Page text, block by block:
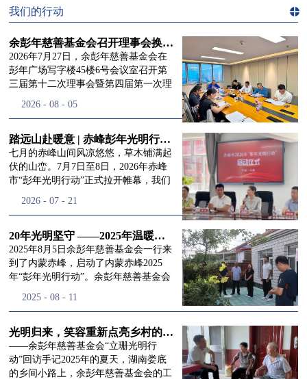
我们的行动
余彭年慈善基金会召开理事会换届会议
2026年7月27日，余彭年慈善基金会在
彭年广场写字楼45楼6号会议室召开第
三届第十二次理事会暨第四届第一次理
徐滨先生；副理事长兼秘书长彭志兵先
生、李玲辉先生、郭启兴先生及梅鑫先
生，现场列席人员:监事孙海跃先生，联
合党支部书记曾层同志。本次会议由理
事长徐滨主持，会议出席人数超过理事
换届会议严格按照基金会章程规定流程
同回顾了基金会过往任期内在助学兴
教、医疗救助、公益事业普惠等多个领
域深耕耕耘的公益历程，充分肯定了第
三届理事会全体成员多年来接续付出的
民、济世利人"的慈善理念所做出的突
流程，完成了新一届治理层的选举任
命，全新的第四届理事会正式组建完
成：选举彭志兵、徐滨、彭新英、李
栋、李玲辉、郭启兴、梅鑫为余彭年慈
2026 - 08 - 05
踏远山赴暖意 | 赤峰彭年光明行动启程，入户回访接住乡亲眼底的光亮
七月的赤峰山间风凉悠悠，草木铺满起
伏的山峦。7月7日至8日，2026年赤峰
市“彭年光明行动”正式拉开帷幕，我们
土地，赴一场延续了二十一年的光明之
残联唐婷婷理事长到场参与本次启动活
动，由衷肯定了基金会坚持二十一年深
耕光明帮扶的坚守，也向长久奔走推进
项目的我们表达了谢意。二十一年时光
市与县域，一趟趟奔赴偏远地区，只为
景，这份认可，也让我们更加笃定前行
的脚步。启动仪式落幕之后，我们没有
即刻返程，联合赤峰市残联的工作人
员、专业医护队伍走入乡间小路，随机
2026 - 07 - 21
20年光明坚守 ——2025年温暖启程“彭年光明行动”内蒙赤峰
2025年8月5日余彭年慈善基金会一行来
到了内蒙赤峰，启动了内蒙赤峰2025
年“彭年光明行动”。余彭年慈善基金会
欣以及余彭年慈善基金会志愿者姜颖妍
峰市残联理事长孙德欣对我们“彭年光
明行动”给予了高度的肯定，他表示“彭
年光明行动”不仅仅是帮助白内障患者
恢复光明，最重要的是减轻了患者家庭
2025 - 08 - 11
光明归来，笑容重新点亮乡村的角落
——余彭年慈善基金会“立珊光明行
动”回访手记2025年的夏天，湖南娄底
的乡间小路上，余彭年慈善基金会的工
们的行
动
道>>